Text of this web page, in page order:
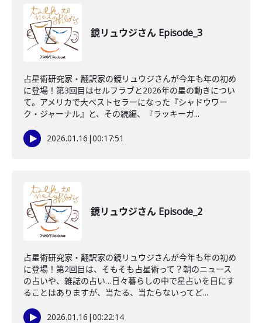
鏡リュウジさん Episode_3
占星術研究家・翻訳家の鏡リュウジさんが今年も年の初め
に登場！第3回目はセルフラブと2026年の星の動きについ
て。アメリカで大ベストセラーになった『シャドウワー
ク・ジャーナル』と、その続編、『ラッキーガ...
2026.01.16 |00:17:51
鏡リュウジさん Episode_2
占星術研究家・翻訳家の鏡リュウジさんが今年も年の初め
に登場！第2回目は、そもそも占星術って？朝のニュース
の占いや、雑誌の占い…日々暮らしの中で星占いを目にす
ることはありますが、当たる、当たらないってど...
2026.01.16 |00:22:14